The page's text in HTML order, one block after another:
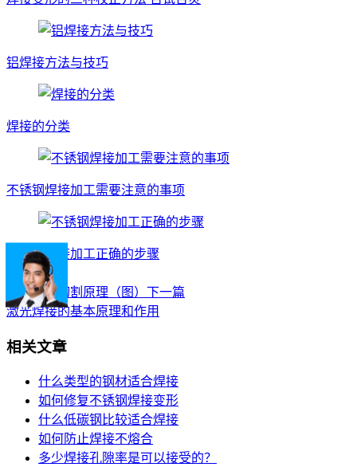
铝焊接方法与技巧
焊接的分类
不锈钢焊接加工需要注意的事项
不锈钢焊接加工正确的步骤
上一篇
等离子弧切割原理（图） 下一篇
激光焊接的基本原理和作用
相关文章
什么类型的钢材适合焊接
如何修复不锈钢焊接变形
什么低碳钢比较适合焊接
如何防止焊接不熔合
多少焊接孔隙率是可以接受的？